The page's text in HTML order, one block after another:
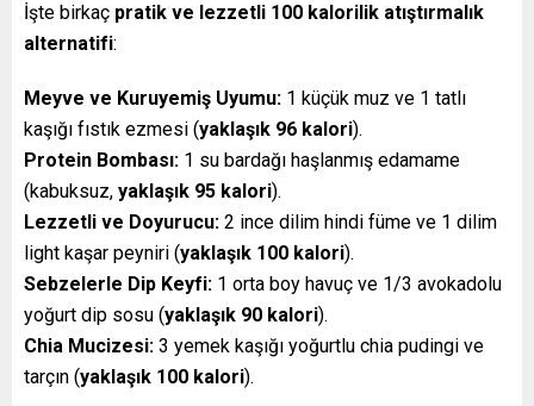
İşte birkaç pratik ve lezzetli 100 kalorilik atıştırmalık
alternatifi:
Meyve ve Kuruyemiş Uyumu: 1 küçük muz ve 1 tatlı
kaşığı fıstık ezmesi (yaklaşık 96 kalori).
Protein Bombası: 1 su bardağı haşlanmış edamame
(kabuksuz, yaklaşık 95 kalori).
Lezzetli ve Doyurucu: 2 ince dilim hindi füme ve 1 dilim
light kaşar peyniri (yaklaşık 100 kalori).
Sebzelerle Dip Keyfi: 1 orta boy havuç ve 1/3 avokadolu
yoğurt dip sosu (yaklaşık 90 kalori).
Chia Mucizesi: 3 yemek kaşığı yoğurtlu chia pudingi ve
tarçın (yaklaşık 100 kalori).